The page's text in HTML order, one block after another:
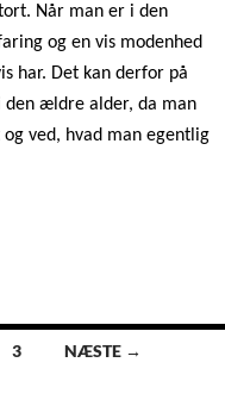
Når man er i den
og en vis modenhed
har. Det kan derfor på
ældre alder, da man
ved, hvad man egentlig
dating
3 NÆSTE →